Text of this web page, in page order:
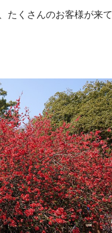
たくさんのお客様が来て